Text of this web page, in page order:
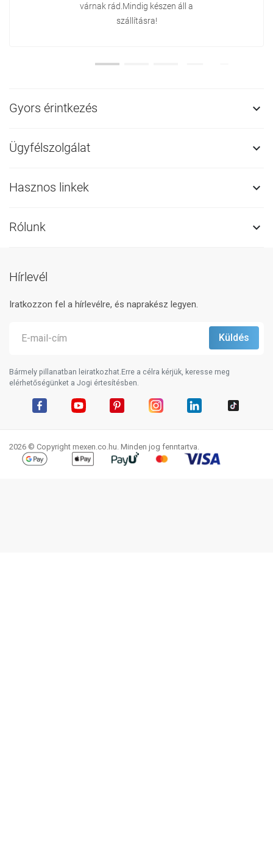
várnak rád.Mindig készen áll a
szállításra!
Gyors érintkezés 
Ügyfélszolgálat 
Hasznos linkek 
Rólunk 
Hírlevél
Iratkozzon fel a hírlevélre, és naprakész legyen.
Bármely pillanatban leiratkozhat.Erre a célra kérjük, keresse meg
elérhetőségünket a Jogi értesítésben.
2026 © Copyright mexen.co.hu. Minden jog fenntartva.